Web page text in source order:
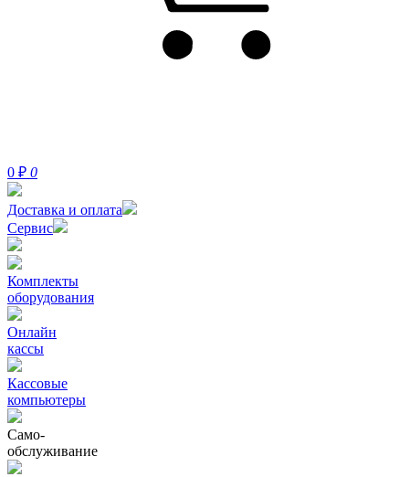
0 ₽ 0
Доставка и оплата
Сервис
Комплекты
оборудования
Онлайн
кассы
Кассовые
компьютеры
Само-
обслуживание